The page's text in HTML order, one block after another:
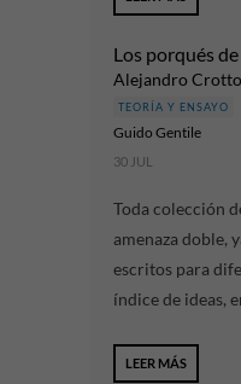
Los porqués
Alejandro Crotto
TEORÍA Y ENSAYO
Guido Gentile
30 JUL
Toda colección
amenaza doble,
escritos para
índice de ideas,
LEER MÁS